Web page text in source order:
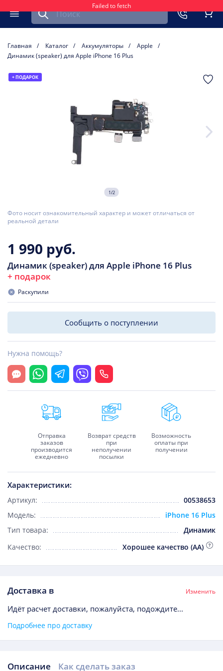
Failed to fetch
Меню
Найти запчасть для мобильного устройства
Главная Каталог Аккумуляторы
Apple
Динамик (speaker) для Apple iPhone 16 Plus
+ ПОДАРОК
1/2
Фото носит ознакомительный характер и может отличаться от
реальной детали
Характеристики:
Артикул:
00538653
Модель:
iPhone 16 Plus
Тип товара:
Динамик
Качество:
Хорошее качество (AA)
1 990 руб.
Динамик (speaker) для Apple iPhone 16 Plus
+ подарок
Раскупили
Сообщить о поступлении
Нужна помощь?
Открыть чат
WhatsappTelegramViber Позвонить
Доставка в Изменить
Идёт расчет доставки, пожалуйста, подождите...
Подробнее про доставку
Отправка
заказов
производится
ежедневно
Возврат средств
при
неполучении
посылки
Возможность
оплаты при
получении
Описание Как сделать заказ